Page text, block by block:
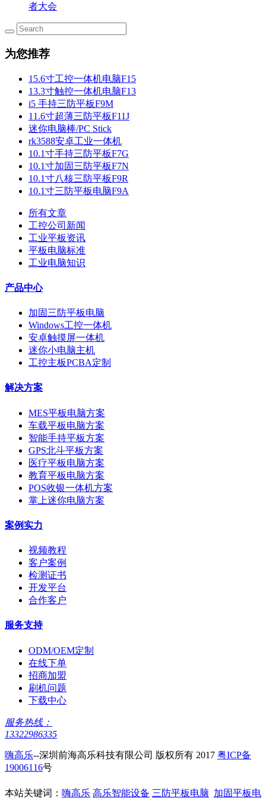
者大会
为您推荐
15.6寸工控一体机电脑F15
13.3寸触控一体机电脑F13
i5 手持三防平板F9M
11.6寸超薄三防平板F11J
迷你电脑棒/PC Stick
rk3588安卓工业一体机
10.1寸手持三防平板F7G
10.1寸加固三防平板F7N
10.1寸八核三防平板F9R
10.1寸三防平板电脑F9A
所有文章
工控公司新闻
工业平板资讯
平板电脑标准
工业电脑知识
产品中心
加固三防平板电脑
Windows工控一体机
安卓触摸屏一体机
迷你小电脑主机
工控主板PCBA定制
解决方案
MES平板电脑方案
车载平板电脑方案
智能手持平板方案
GPS北斗平板方案
医疗平板电脑方案
教育平板电脑方案
POS收银一体机方案
掌上迷你电脑方案
案例实力
视频教程
客户案例
检测证书
开发平台
合作客户
服务支持
ODM/OEM定制
在线下单
招商加盟
刷机问题
下载中心
服务热线：
13322986335
嗨高乐--深圳前海高乐科技有限公司 版权所有 2017 粤ICP备
19006116号
本站关键词： 嗨高乐 高乐智能设备 三防平板电脑 加固平板电